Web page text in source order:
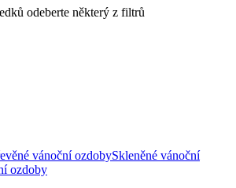
odeberte některý z filtrů
vánoční ozdobySkleněné vánoční
ozdoby